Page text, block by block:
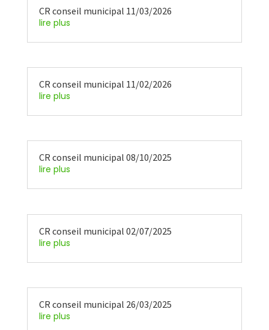
CR conseil municipal 11/03/2026
lire plus
CR conseil municipal 11/02/2026
lire plus
CR conseil municipal 08/10/2025
lire plus
CR conseil municipal 02/07/2025
lire plus
CR conseil municipal 26/03/2025
lire plus